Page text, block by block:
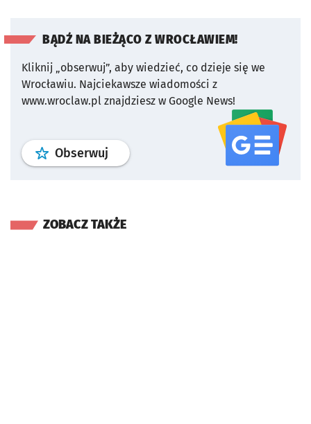
BĄDŹ NA BIEŻĄCO Z WROCŁAWIEM!
Kliknij „obserwuj”, aby wiedzieć, co dzieje się we
Wrocławiu. Najciekawsze wiadomości z
www.wroclaw.pl znajdziesz w Google News!
Obserwuj profil serwisu
ZOBACZ TAKŻE